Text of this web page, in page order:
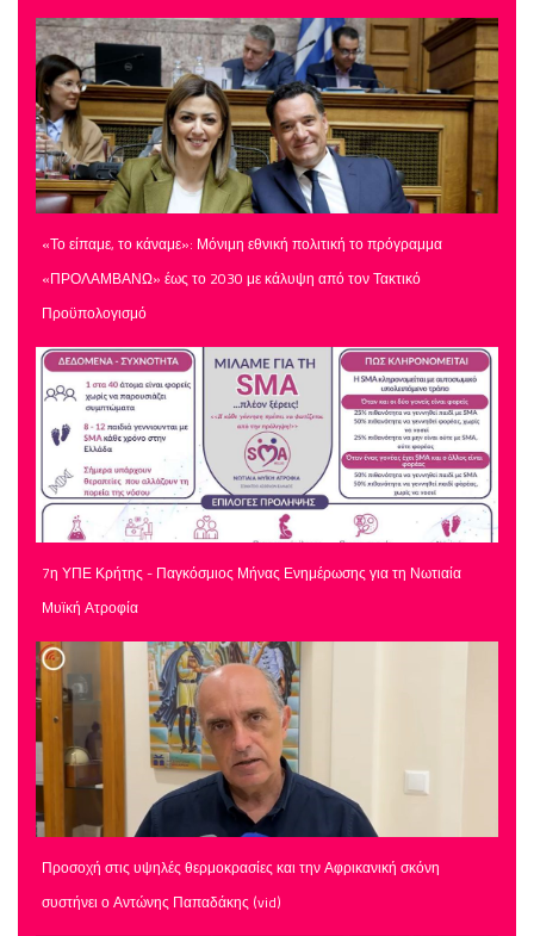
«Το είπαμε, το κάναμε»: Μόνιμη εθνική πολιτική το πρόγραμμα
«ΠΡΟΛΑΜΒΑΝΩ» έως το 2030 με κάλυψη από τον Τακτικό
Προϋπολογισμό
7η ΥΠΕ Κρήτης - Παγκόσμιος Μήνας Ενημέρωσης για τη Νωτιαία
Μυϊκή Ατροφία
Προσοχή στις υψηλές θερμοκρασίες και την Αφρικανική σκόνη
συστήνει ο Αντώνης Παπαδάκης (vid)